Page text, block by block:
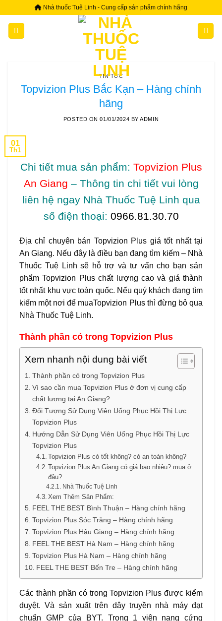
content
Nhà thuốc Tuệ Linh - Cung cấp sản phẩm chính hãng
TIN TỨC
Topvizion Plus Bắc Kạn – Hàng chính
hãng
POSTED ON01/01/2024 BYADMIN
01
Th1
Chi tiết mua sản phẩm: Topvizion Plus
An Giang – Thông tin chi tiết vui lòng
liên hệ ngay Nhà Thuốc Tuệ Linh qua
số điện thoại: 0966.81.30.70
Địa chỉ chuyên bán Topvizion Plus giá tốt nhất tại
An Giang. Nếu đây là điều bạn đang tìm kiếm – Nhà
Thuốc Tuệ Linh sẽ hỗ trợ và tư vấn cho bạn sản
phẩm Topvizion Plus chất lượng cao và giá thành
tốt nhất khu vực toàn quốc. Nếu quý khách đang tìm
kiếm một nơi để muaTopvizion Plus thì đừng bỏ qua
Nhà Thuốc Tuệ Linh.
Thành phần có trong Topvizion Plus
Xem nhanh nội dung bài viết
Thành phần có trong Topvizion Plus
Vì sao cần mua Topvizion Plus ở đơn vị cung cấp
chất lượng tại An Giang?
Đối Tượng Sử Dụng Viên Uống Phục Hồi Thị Lực
Topvizion Plus
Hướng Dẫn Sử Dụng Viên Uống Phục Hồi Thị Lực
Topvizion Plus
Topvizion Plus có tốt không? có an toàn không?
Topvizion Plus An Giang có giá bao nhiêu? mua ở
đâu?
Nhà Thuốc Tuệ Linh
Xem Thêm Sản Phẩm:
FEEL THE BEST Bình Thuận – Hàng chính hãng
Topvizion Plus Sóc Trăng – Hàng chính hãng
Topvizion Plus Hậu Giang – Hàng chính hãng
FEEL THE BEST Hà Nam – Hàng chính hãng
Topvizion Plus Hà Nam – Hàng chính hãng
FEEL THE BEST Bến Tre – Hàng chính hãng
Các thành phần có trong Topvizion Plus được kiểm
duyệt. Và sản xuất trên dây truyền nhà máy đạt
chuẩn GMP của BYT. Trong 1 viên nang cứng